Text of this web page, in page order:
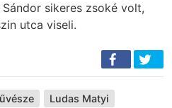
sikeres zsoké volt,
utca viseli.
Ludas Matyi